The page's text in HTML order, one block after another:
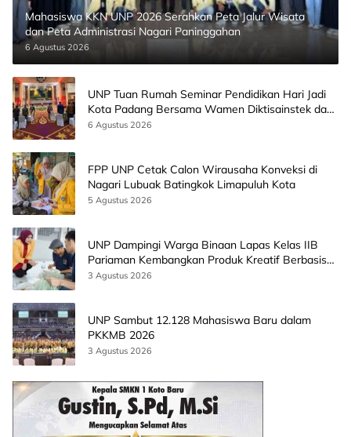
Mahasiswa KKN UNP 2026 Serahkan Peta Jalur Wisata
dan Peta Administrasi Nagari Paninggahan
6 Agustus 2026
UNP Tuan Rumah Seminar Pendidikan Hari Jadi
Kota Padang Bersama Wamen Diktisainstek dan
CEO EMGS Malaysia
6 Agustus 2026
FPP UNP Cetak Calon Wirausaha Konveksi di
Nagari Lubuak Batingkok Limapuluh Kota
5 Agustus 2026
UNP Dampingi Warga Binaan Lapas Kelas IIB
Pariaman Kembangkan Produk Kreatif Berbasis
AI
3 Agustus 2026
UNP Sambut 12.128 Mahasiswa Baru dalam
PKKMB 2026
3 Agustus 2026